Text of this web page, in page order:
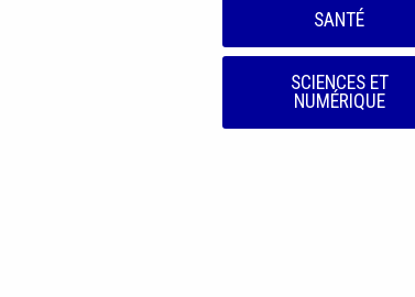
SANTÉ
SCIENCES ET
NUMÉRIQUE